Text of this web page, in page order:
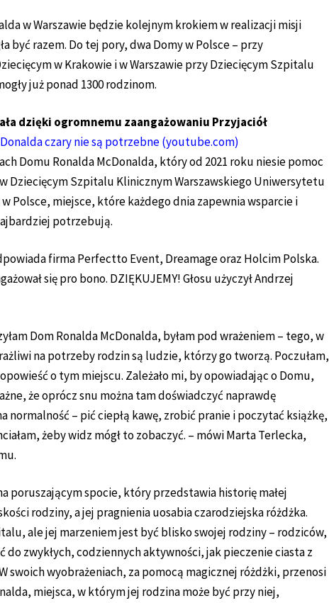
w Warszawie będzie kolejnym krokiem w realizacji misji
być razem. Do tej pory, dwa Domy w Polsce – przy
w Krakowie i w Warszawie przy Dziecięcym Szpitalu
już ponad 1300 rodzinom.
dzięki ogromnemu zaangażowaniu Przyjaciół
czary nie są potrzebne (youtube.com)
Domu Ronalda McDonalda, który od 2021 roku niesie pomoc
Dziecięcym Szpitalu Klinicznym Warszawskiego Uniwersytetu
Polsce, miejsce, które każdego dnia zapewnia wsparcie i
potrzebują.
firma Perfectto Event, Dreamage oraz Holcim Polska.
się pro bono. DZIĘKUJEMY! Głosu użyczył Andrzej
Dom Ronalda McDonalda, byłam pod wrażeniem – tego, w
na potrzeby rodzin są ludzie, którzy go tworzą. Poczułam,
o tym miejscu. Zależało mi, by opowiadając o Domu,
że oprócz snu można tam doświadczyć naprawdę
normalność – pić ciepłą kawę, zrobić pranie i poczytać książkę,
żeby widz mógł to zobaczyć. – mówi Marta Terlecka,
poruszającym spocie, który przedstawia historię małej
rodziny, a jej pragnienia uosabia czarodziejska różdżka.
ale jej marzeniem jest być blisko swojej rodziny – rodziców,
do zwykłych, codziennych aktywności, jak pieczenie ciasta z
swoich wyobrażeniach, za pomocą magicznej różdżki, przenosi
miejsca, w którym jej rodzina może być przy niej,